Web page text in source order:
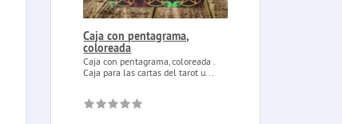
Caja con pentagrama,
coloreada
Caja con pentagrama, coloreada .
Caja para las cartas del tarot u...